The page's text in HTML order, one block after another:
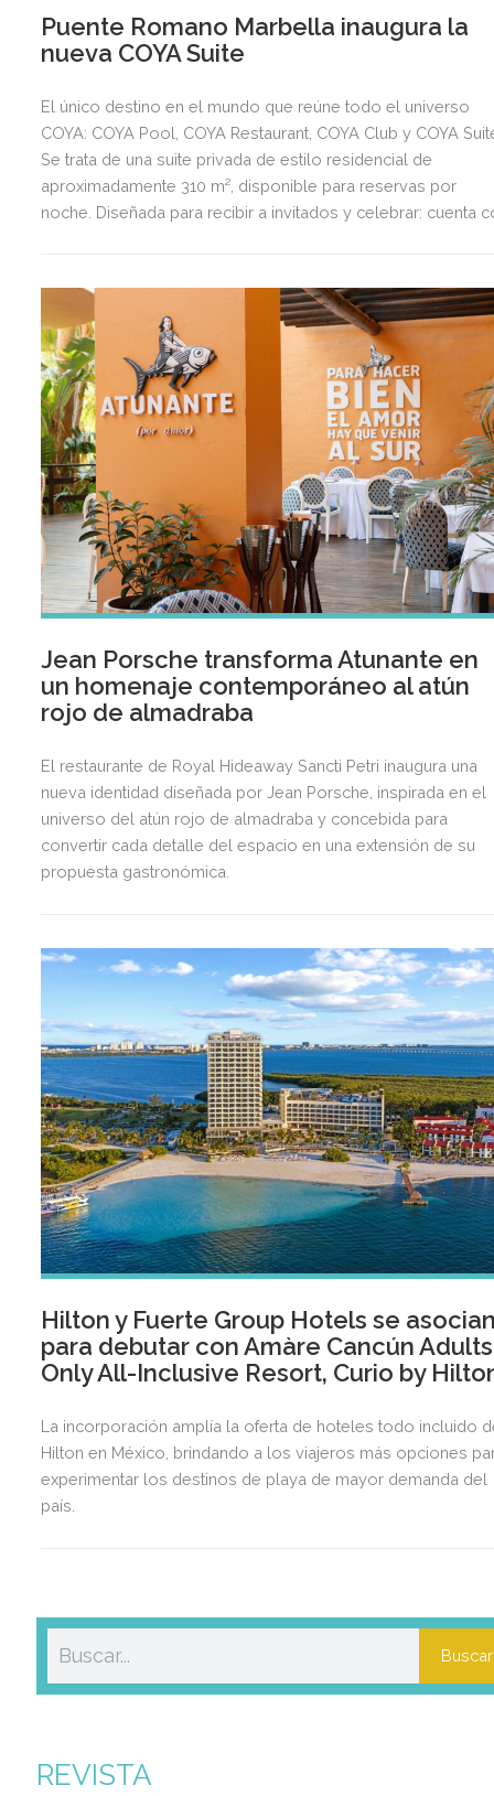
Puente Romano Marbella inaugura la
nueva COYA Suite
El único destino en el mundo que reúne todo el universo
COYA: COYA Pool, COYA Restaurant, COYA Club y COYA
Se trata de una suite privada de estilo residencial de
aproximadamente 310 m², disponible para reservas por
noche. Diseñada para recibir a invitados y celebrar: cuenta
y un ala de dormitorios.
Jean Porsche transforma Atunante en
un homenaje contemporáneo al atún
rojo de almadraba
El restaurante de Royal Hideaway Sancti Petri inaugura una
nueva identidad diseñada por Jean Porsche, inspirada en el
universo del atún rojo de almadraba y concebida para
convertir cada detalle del espacio en una extensión de su
propuesta gastronómica.
Hilton y Fuerte Group Hotels se
para debutar con Amàre Cancún Adults
Only All-Inclusive Resort, Curio by
La incorporación amplía la oferta de hoteles todo incluido
Hilton en México, brindando a los viajeros más opciones
experimentar los destinos de playa de mayor demanda del
país.
Buscar
REVISTA